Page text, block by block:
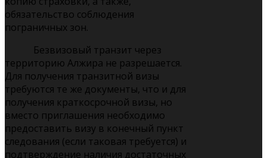
обязательство соблюдения
пограничных зон.
Безвизовый транзит через
территорию Алжира не разрешается.
Для получения транзитной визы
требуются те же документы, что и для
получения краткосрочной визы, но
вместо приглашения необходимо
предоставить визу в конечный пункт
следования (если таковая требуется) и
подтверждение наличия достаточных